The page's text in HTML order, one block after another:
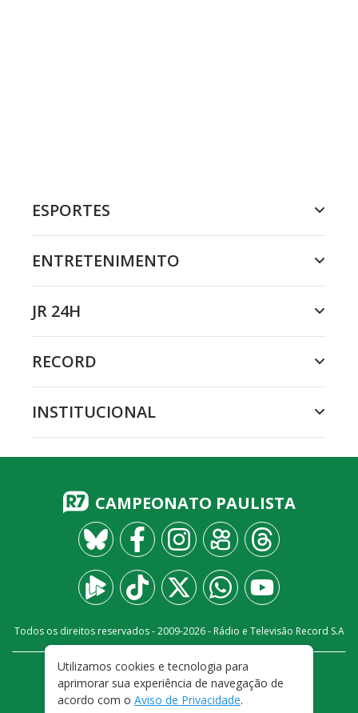
ESPORTES
ENTRETENIMENTO
JR 24H
RECORD
INSTITUCIONAL
CAMPEONATO PAULISTA
Todos os direitos reservados - 2009-2026- Rádio e Televisão Record S.A
FALE CONOSCO
PRIVACIDADE
TERMOS E CONDIÇÕES DE USO
Utilizamos cookies e tecnologia para
aprimorar sua experiência de navegação de
acordo com o Aviso de Privacidade.